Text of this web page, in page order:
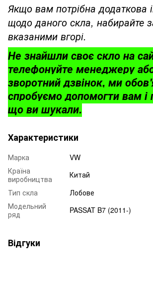
Якщо вам потрібна додаткова
щодо даного скла, набирайте
вказаними вгорі.
Не знайшли своє скло на
телефонуйте менеджеру
зворотний дзвінок, ми
спробуємо допомогти вам і
що ви шукали.
Характеристики
Марка
VW
Країна
виробництва
Китай
Тип скла
Лобове
Модельний
ряд
PASSAT B7 (2011-)
Відгуки